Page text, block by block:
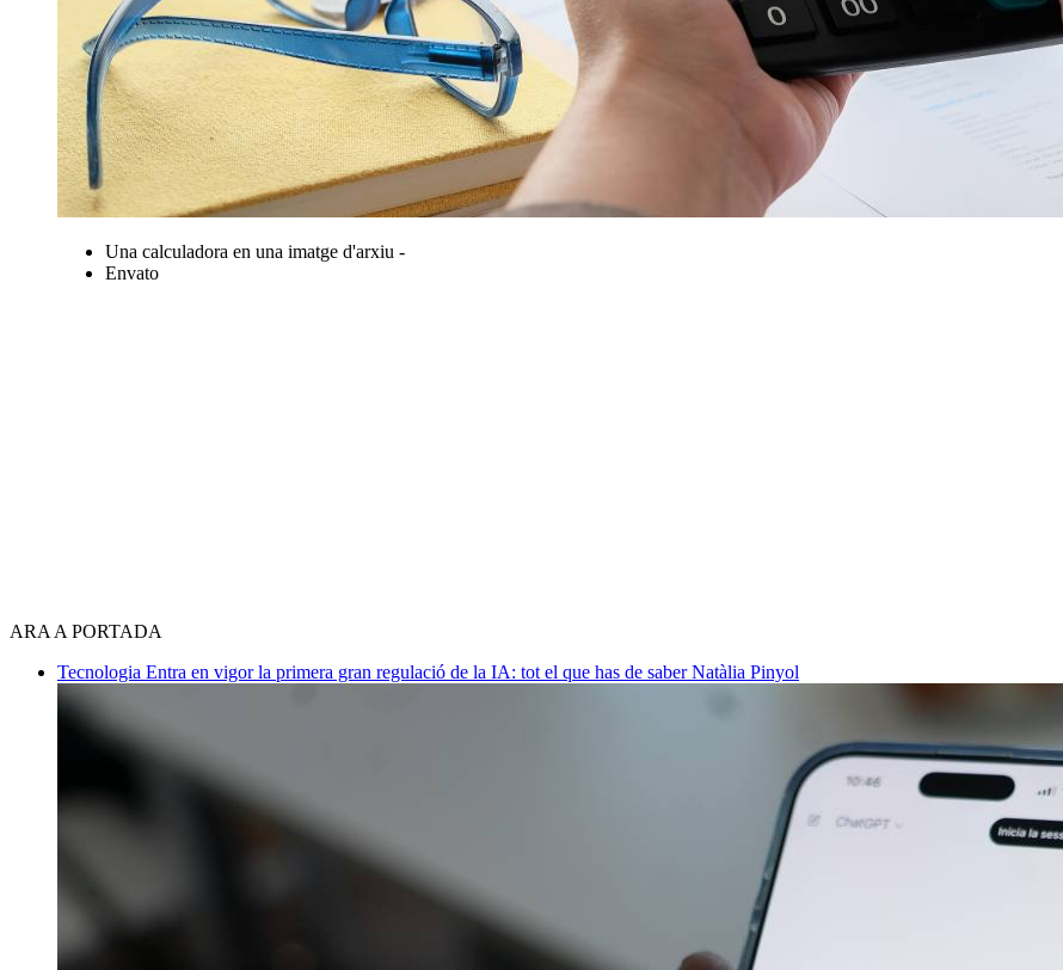
Una calculadora en una imatge d'arxiu -
Envato
ARA A PORTADA
Tecnologia Entra en vigor la primera gran regulació de la IA: tot el que has de saberNatàlia Pinyol